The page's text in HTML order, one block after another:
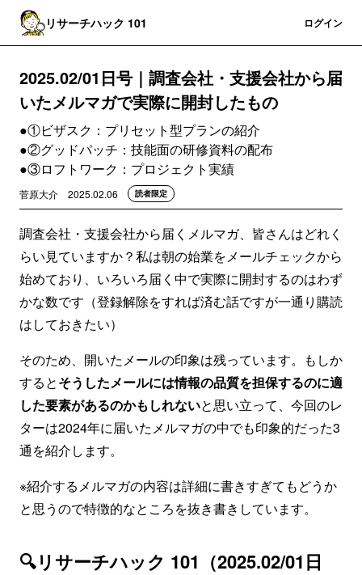
リサーチハック 101 ログイン
2025.02/01日号｜調査会社・支援会社から届
いたメルマガで実際に開封したもの
●①ビザスク：プリセット型プランの紹介
●②グッドパッチ：技能面の研修資料の配布
●③ロフトワーク：プロジェクト実績
菅原大介 2025.02.06 読者限定
調査会社・支援会社から届くメルマガ、皆さんはどれく
らい見ていますか？私は朝の始業をメールチェックから
始めており、いろいろ届く中で実際に開封するのはわず
かな数です（登録解除をすれば済む話ですが一通り購読
はしておきたい）
そのため、開いたメールの印象は残っています。もしか
するとそうしたメールには情報の品質を担保するのに適
した要素があるのかもしれないと思い立って、今回のレ
ターは2024年に届いたメルマガの中でも印象的だった3
通を紹介します。
※紹介するメルマガの内容は詳細に書きすぎてもどうか
と思うので特徴的なところを抜き書きしています。
🔍リサーチハック 101（2025.02/01日